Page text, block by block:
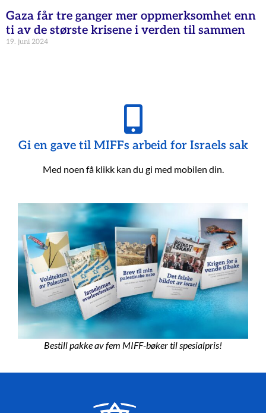
Gaza får tre ganger mer oppmerksomhet enn
ti av de største krisene i verden til sammen
19. juni 2024
Gi en gave til MIFFs arbeid for Israels sak
Med noen få klikk kan du gi med mobilen din.
Bestill pakke av fem MIFF-bøker til spesialpris!